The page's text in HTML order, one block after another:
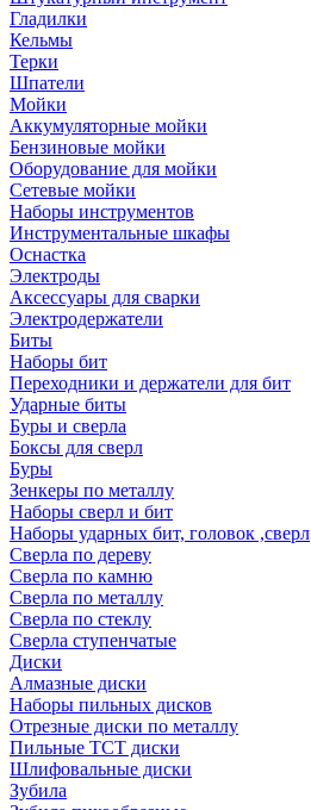
Гладилки
Кельмы
Терки
Шпатели
Мойки
Аккумуляторные мойки
Бензиновые мойки
Оборудование для мойки
Сетевые мойки
Наборы инструментов
Инструментальные шкафы
Оснастка
Электроды
Аксессуары для сварки
Электродержатели
Биты
Наборы бит
Переходники и держатели для бит
Ударные биты
Буры и сверла
Боксы для сверл
Буры
Зенкеры по металлу
Наборы сверл и бит
Наборы ударных бит, головок ,сверл
Сверла по дереву
Сверла по камню
Сверла по металлу
Сверла по стеклу
Сверла ступенчатые
Диски
Алмазные диски
Наборы пильных дисков
Отрезные диски по металлу
Пильные TCT диски
Шлифовальные диски
Зубила